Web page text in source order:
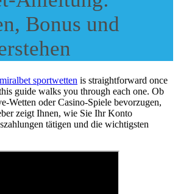
Bonus und
sportwetten is straightforward once
guide walks you through each one. Ob
Wetten oder Casino-Spiele bevorzugen,
zeigt Ihnen, wie Sie Ihr Konto
tätigen und die wichtigsten